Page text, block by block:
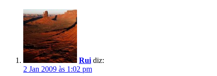
Rui diz:
2 Jan 2009 às 1:02 pm